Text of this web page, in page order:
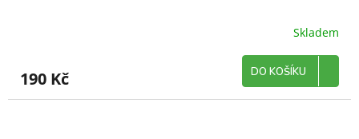
Skladem
190 Kč DO KOŠÍKU